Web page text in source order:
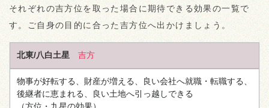
それぞれの吉方位を取った場合に期待できる効果の一覧で
す。ご自身の目的に合った吉方位へ出かけましょう。
北東/八白土星 吉方
物事が好転する、財産が増える、良い会社へ就職・転職する、
後継者に恵まれる、良い土地へ引っ越しできる